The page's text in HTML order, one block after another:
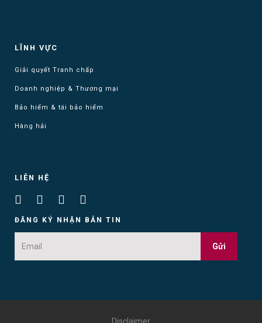
LĨNH VỰC
Giải quyết Tranh chấp
Doanh nghiệp & Thương mại
Bảo hiểm & tái bảo hiểm
Hàng hải
LIÊN HỆ
ĐĂNG KÝ NHẬN BẢN TIN
Gửi